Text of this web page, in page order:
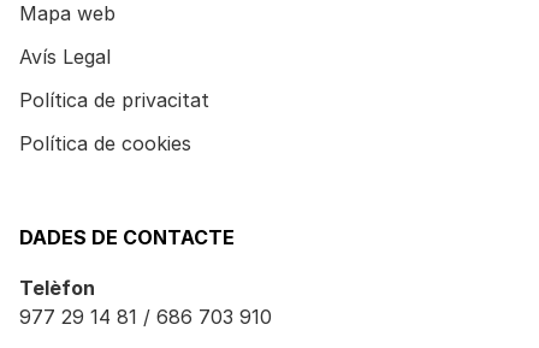
Mapa web
Avís Legal
Política de privacitat
Política de cookies
DADES DE CONTACTE
Telèfon
977 29 14 81 / 686 703 910